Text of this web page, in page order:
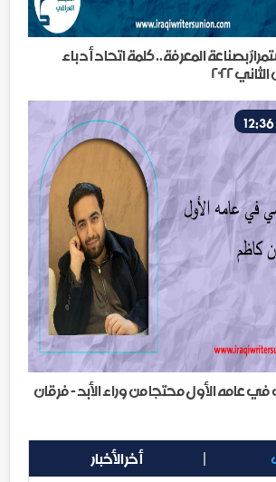
بصناعة المعرفة.. كلمة اتحاد أدباء
٢٠٢٢
عامه الأول محتجا من وراء الأبد - فرقان
أخر الأخبار